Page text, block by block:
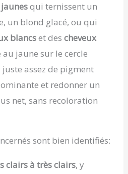
qui ternissent un
un blond glacé, ou qui
blancset descheveux
au jaune sur le cercle
assez de pigment
et redonner un
net, sans recoloration
sont bien identifiés:
clairs à très clairs, y